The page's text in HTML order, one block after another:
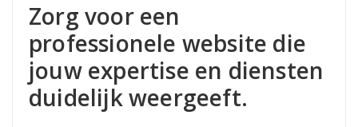
Zorg voor een
professionele website die
jouw expertise en diensten
duidelijk weergeeft.